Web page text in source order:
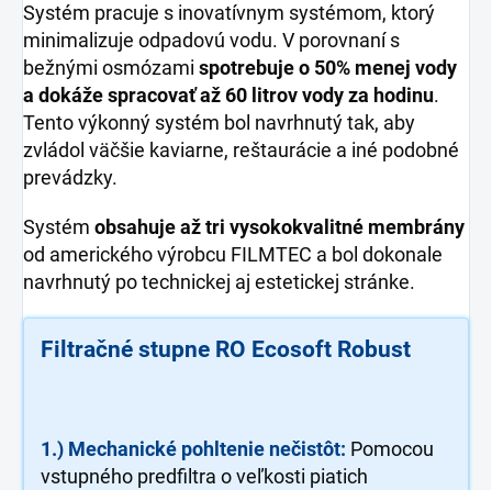
Systém pracuje s inovatívnym systémom, ktorý
minimalizuje odpadovú vodu. V porovnaní s
bežnými osmózami spotrebuje o 50% menej vody
a dokáže spracovať až 60 litrov vody za hodinu.
Tento výkonný systém bol navrhnutý tak, aby
zvládol väčšie kaviarne, reštaurácie a iné podobné
prevádzky.
Systém obsahuje až tri vysokokvalitné membrány
od amerického výrobcu FILMTEC a bol dokonale
navrhnutý po technickej aj estetickej stránke.
Filtračné stupne RO Ecosoft Robust
1.) Mechanické pohltenie nečistôt: Pomocou
vstupného predfiltra o veľkosti piatich